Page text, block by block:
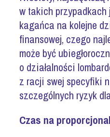
w takich przypadkach
kagańca na kolejne
finansowej, czego
może być
o działalności
z racji swej specyfiki
szczególnych ryzyk
Czas na